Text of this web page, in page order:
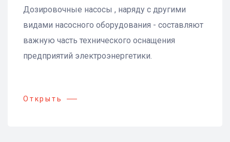
Дозировочные насосы , наряду с другими
видами насосного оборудования - составляют
важную часть технического оснащения
предприятий электроэнергетики.
Открыть